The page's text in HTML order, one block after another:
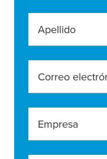
Apellido
Correo
Empresa